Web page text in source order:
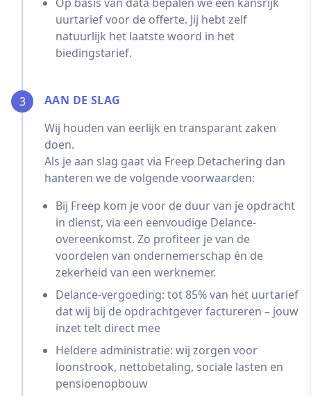
uurtarief voor de offerte. Jij hebt zelf
natuurlijk het laatste woord in het
biedingstarief.
3
AAN DE SLAG
Wij houden van eerlijk en transparant zaken
doen.
Als je aan slag gaat via Freep Detachering dan
hanteren we de volgende voorwaarden:
Bij Freep kom je voor de duur van je opdracht
in dienst, via een eenvoudige Delance-
overeenkomst. Zo profiteer je van de
voordelen van ondernemerschap én de
zekerheid van een werknemer.
Delance-vergoeding: tot 85% van het uurtarief
dat wij bij de opdrachtgever factureren – jouw
inzet telt direct mee
Heldere administratie: wij zorgen voor
loonstrook, nettobetaling, sociale lasten en
pensioenopbouw